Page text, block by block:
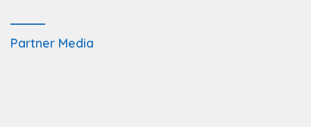
Partner Media